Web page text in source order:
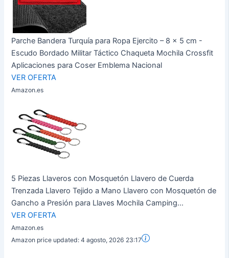
Parche Bandera Turquía para Ropa Ejercito – 8 x 5 cm -
Escudo Bordado Militar Táctico Chaqueta Mochila Crossfit
Aplicaciones para Coser Emblema Nacional
VER OFERTA
Amazon.es
5 Piezas Llaveros con Mosquetón Llavero de Cuerda
Trenzada Llavero Tejido a Mano Llavero con Mosquetón de
Gancho a Presión para Llaves Mochila Camping...
VER OFERTA
Amazon.es
Amazon price updated:4 agosto, 2026 23:17